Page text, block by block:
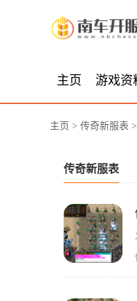
主页 游戏资
主页 > 传奇新服表 >
传奇新服表